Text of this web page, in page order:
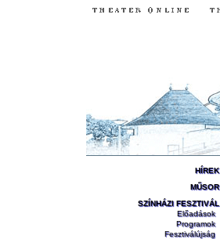
HÍREK
MŰSOR
SZÍNHÁZI FESZTIVÁL
Előadások
Programok
Fesztiválújság